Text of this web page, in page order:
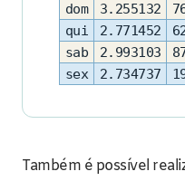
dom
3.255132
qui
2.771452
sab
2.993103
sex
2.734737
Também é possível